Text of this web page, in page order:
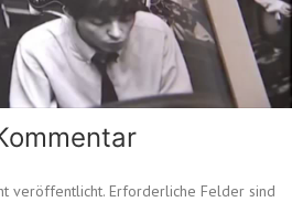
veröffentlicht. Erforderliche Felder sind